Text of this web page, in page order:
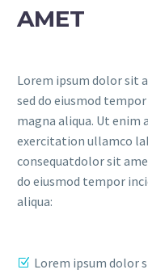
AMET
Lorem ipsum dolor sit
sed do eiusmod
magna aliqua. Ut enim
exercitation ullamco
consequatdolor sit
do eiusmod tempor
aliqua:
Lorem ipsum dolor